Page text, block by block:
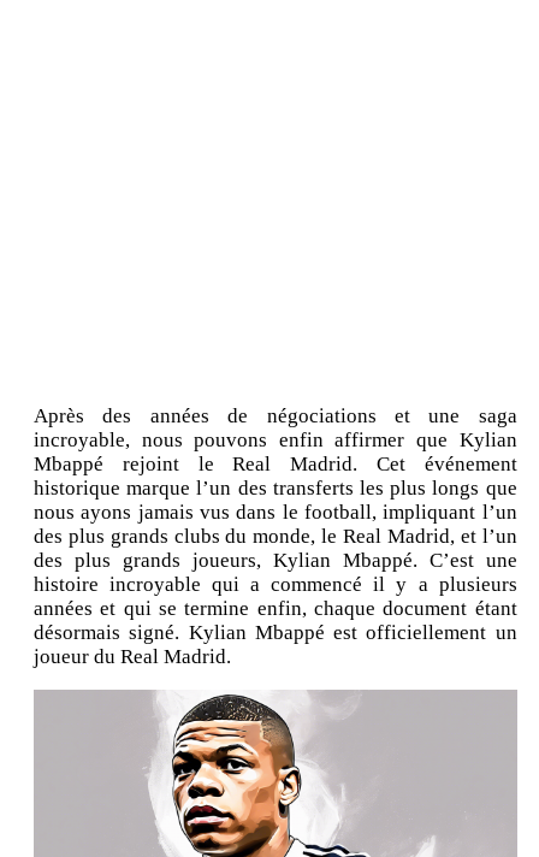
Après des années de négociations et une saga
incroyable, nous pouvons enfin affirmer que Kylian
Mbappé rejoint le Real Madrid. Cet événement
historique marque l’un des transferts les plus longs que
nous ayons jamais vus dans le football, impliquant l’un
des plus grands clubs du monde, le Real Madrid, et l’un
des plus grands joueurs, Kylian Mbappé. C’est une
histoire incroyable qui a commencé il y a plusieurs
années et qui se termine enfin, chaque document étant
désormais signé. Kylian Mbappé est officiellement un
joueur du Real Madrid.